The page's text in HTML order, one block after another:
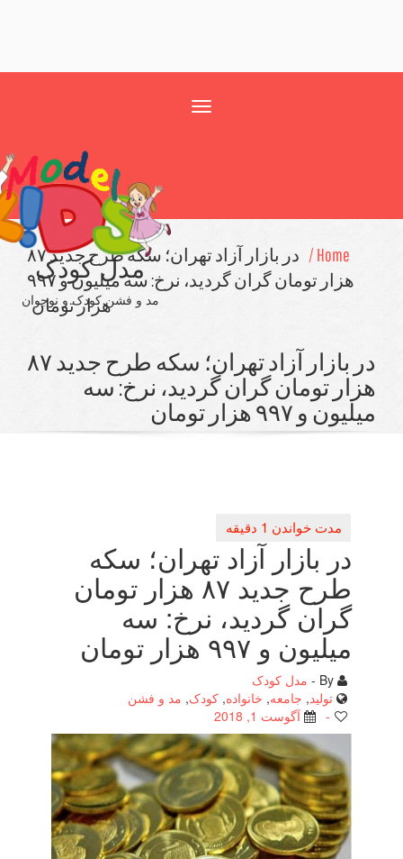
مدل کودک
مد و فشن کودک و نوجوان
در بازار آزاد تهران؛ سكه طرح جدید ۸۷
هزار تومان گران گردید، نرخ: سه میلیون و ۹۹۷
هزار تومان
در بازار آزاد تهران؛ سكه طرح جدید ۸۷
گران گردید، نرخ: سه
تومان
آزاد تهران؛ سكه
طرح جدید ۸۷ هزار تومان
گردید، نرخ: سه
۹۹۷ هزار تومان
مدل کودک
,خانواده ,کودک,مد و فشن
آگوست 1, 2018